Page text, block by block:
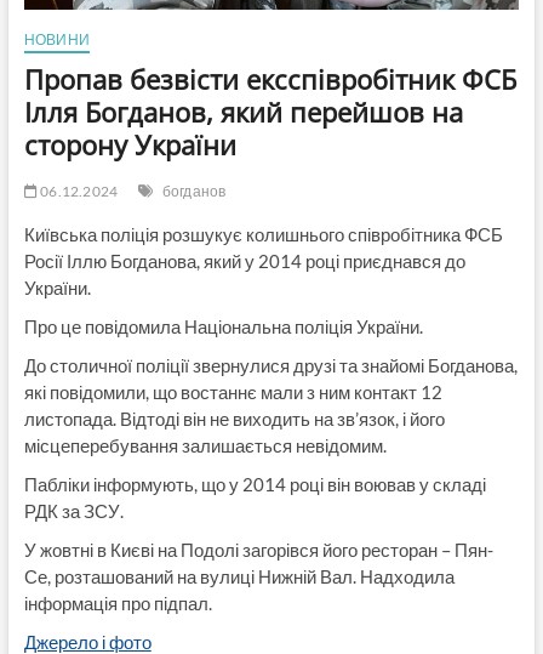
НОВИНИ
Пропав безвісти ексспівробітник ФСБ
Ілля Богданов, який перейшов на
сторону України
06.12.2024 богданов
Київська поліція розшукує колишнього співробітника ФСБ
Росії Іллю Богданова, який у 2014 році приєднався до
України.
Про це повідомила Національна поліція України.
До столичної поліції звернулися друзі та знайомі Богданова,
які повідомили, що востаннє мали з ним контакт 12
листопада. Відтоді він не виходить на зв’язок, і його
місцеперебування залишається невідомим.
Пабліки інформують, що у 2014 році він воював у складі
РДК за ЗСУ.
У жовтні в Києві на Подолі загорівся його ресторан – Пян-
Се, розташований на вулиці Нижній Вал. Надходила
інформація про підпал.
Джерело і фото